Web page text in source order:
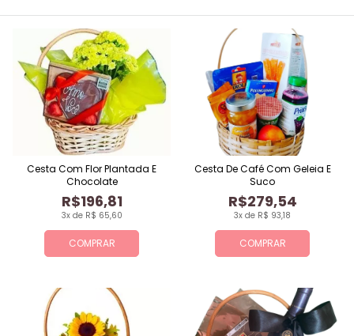
COMPRAR
3x de R$ 65,60
R$196,81
Cesta Com Flor Plantada E
Chocolate
COMPRAR
3x de R$ 93,18
R$279,54
Cesta De Café Com Geleia E
Suco